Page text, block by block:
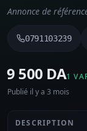
Annonce de
0791103239
⁦9 500 DA⁩1
Publié il y a 3 mois
DESCRIPTION